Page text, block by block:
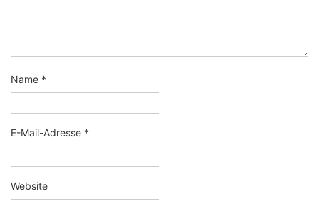
Name *
E-Mail-Adresse *
Website